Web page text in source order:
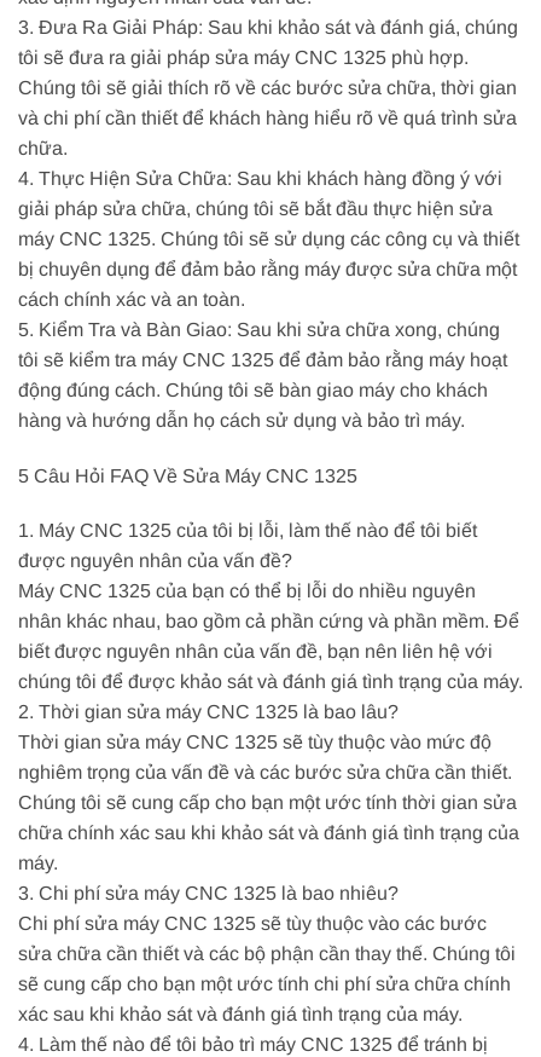
3. Đưa Ra Giải Pháp: Sau khi khảo sát và đánh giá, chúng
tôi sẽ đưa ra giải pháp sửa máy CNC 1325 phù hợp.
Chúng tôi sẽ giải thích rõ về các bước sửa chữa, thời gian
và chi phí cần thiết để khách hàng hiểu rõ về quá trình sửa
chữa.
4. Thực Hiện Sửa Chữa: Sau khi khách hàng đồng ý với
giải pháp sửa chữa, chúng tôi sẽ bắt đầu thực hiện sửa
máy CNC 1325. Chúng tôi sẽ sử dụng các công cụ và thiết
bị chuyên dụng để đảm bảo rằng máy được sửa chữa một
cách chính xác và an toàn.
5. Kiểm Tra và Bàn Giao: Sau khi sửa chữa xong, chúng
tôi sẽ kiểm tra máy CNC 1325 để đảm bảo rằng máy hoạt
động đúng cách. Chúng tôi sẽ bàn giao máy cho khách
hàng và hướng dẫn họ cách sử dụng và bảo trì máy.
5 Câu Hỏi FAQ Về Sửa Máy CNC 1325
1. Máy CNC 1325 của tôi bị lỗi, làm thế nào để tôi biết
được nguyên nhân của vấn đề?
Máy CNC 1325 của bạn có thể bị lỗi do nhiều nguyên
nhân khác nhau, bao gồm cả phần cứng và phần mềm. Để
biết được nguyên nhân của vấn đề, bạn nên liên hệ với
chúng tôi để được khảo sát và đánh giá tình trạng của máy.
2. Thời gian sửa máy CNC 1325 là bao lâu?
Thời gian sửa máy CNC 1325 sẽ tùy thuộc vào mức độ
nghiêm trọng của vấn đề và các bước sửa chữa cần thiết.
Chúng tôi sẽ cung cấp cho bạn một ước tính thời gian sửa
chữa chính xác sau khi khảo sát và đánh giá tình trạng của
máy.
3. Chi phí sửa máy CNC 1325 là bao nhiêu?
Chi phí sửa máy CNC 1325 sẽ tùy thuộc vào các bước
sửa chữa cần thiết và các bộ phận cần thay thế. Chúng tôi
sẽ cung cấp cho bạn một ước tính chi phí sửa chữa chính
xác sau khi khảo sát và đánh giá tình trạng của máy.
4. Làm thế nào để tôi bảo trì máy CNC 1325 để tránh bị